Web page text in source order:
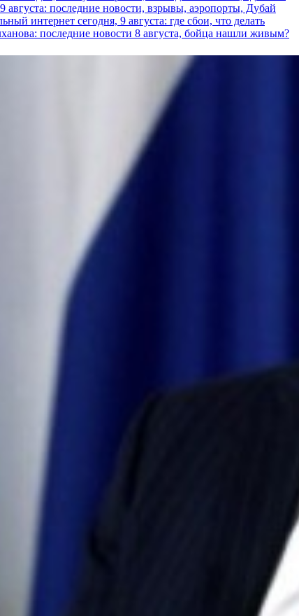
последние новости, взрывы, аэропорты, Дубай
интернет сегодня, 9 августа: где сбои, что делать
последние новости 8 августа, бойца нашли живым?